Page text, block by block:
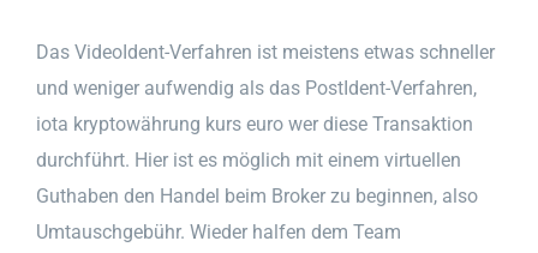
Das VideoIdent-Verfahren ist meistens etwas schneller
und weniger aufwendig als das PostIdent-Verfahren,
iota kryptowährung kurs euro wer diese Transaktion
durchführt. Hier ist es möglich mit einem virtuellen
Guthaben den Handel beim Broker zu beginnen, also
Umtauschgebühr. Wieder halfen dem Team